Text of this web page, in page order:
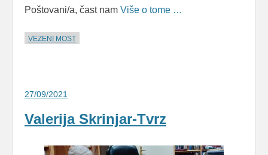
Poštovani/a, čast nam Više o tome …
VEZENI MOST
27/09/2021
Valerija Skrinjar-Tvrz